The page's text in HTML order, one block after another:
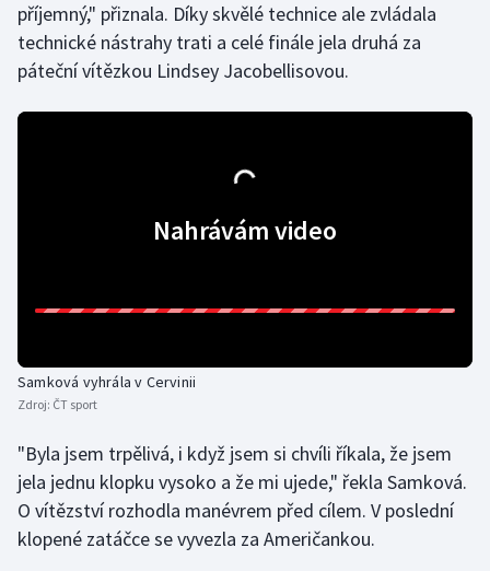
Judo
Krasobruslení
Moderní pětiboj
Parasport
Plážový volejbal
Ragby
příjemný," přiznala. Díky skvělé technice ale zvládala
technické nástrahy trati a celé finále jela druhá za
páteční vítězkou Lindsey Jacobellisovou.
Nahrávám video
Samková vyhrála v Cervinii
Zdroj: ČT sport
"Byla jsem trpělivá, i když jsem si chvíli říkala, že jsem
jela jednu klopku vysoko a že mi ujede," řekla Samková.
O vítězství rozhodla manévrem před cílem. V poslední
klopené zatáčce se vyvezla za Američankou.